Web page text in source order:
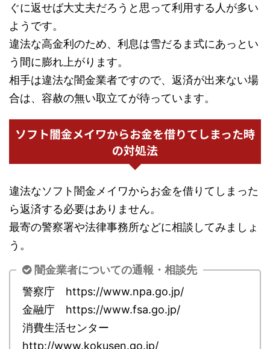
ぐに返せば大丈夫だろうと思って利用する人が多い
ようです。
違法な高金利のため、利息は雪だるま式にあっとい
う間に膨れ上がります。
相手は違法な闇金業者ですので、返済が出来ない場
合は、容赦の無い取立てが待っています。
ソフト闇金メイワからお金を借りてしまった時
の対処法
違法なソフト闇金メイワからお金を借りてしまった
ら返済する必要はありません。
最寄の警察署や法律事務所などに相談してみましょ
う。
闇金業者についての通報・相談先
警察庁 https://www.npa.go.jp/
金融庁 https://www.fsa.go.jp/
消費生活センター
http://www.kokusen.go.jp/